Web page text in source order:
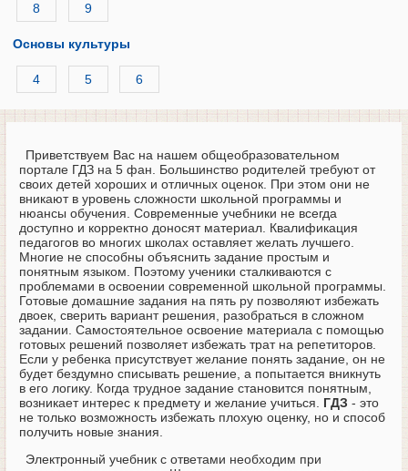
8 9
Основы культуры
4 5 6
Приветствуем Вас на нашем общеобразовательном
портале ГДЗ на 5 фан. Большинство родителей требуют от
своих детей хороших и отличных оценок. При этом они не
вникают в уровень сложности школьной программы и
нюансы обучения. Современные учебники не всегда
доступно и корректно доносят материал. Квалификация
педагогов во многих школах оставляет желать лучшего.
Многие не способны объяснить задание простым и
понятным языком. Поэтому ученики сталкиваются с
проблемами в освоении современной школьной программы.
Готовые домашние задания на пять ру позволяют избежать
двоек, сверить вариант решения, разобраться в сложном
задании. Самостоятельное освоение материала с помощью
готовых решений позволяет избежать трат на репетиторов.
Если у ребенка присутствует желание понять задание, он не
будет бездумно списывать решение, а попытается вникнуть
в его логику. Когда трудное задание становится понятным,
возникает интерес к предмету и желание учиться. ГДЗ - это
не только возможность избежать плохую оценку, но и способ
получить новые знания.
Электронный учебник с ответами необходим при